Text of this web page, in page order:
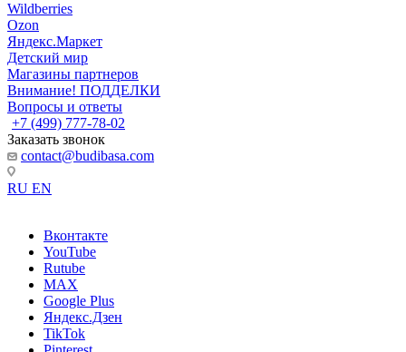
Wildberries
Ozon
Яндекс.Маркет
Детский мир
Магазины партнеров
Внимание! ПОДДЕЛКИ
Вопросы и ответы
+7 (499) 777-78-02
Заказать звонок
contact@budibasa.com
RU EN
Вконтакте
YouTube
Rutube
MAX
Google Plus
Яндекс.Дзен
TikTok